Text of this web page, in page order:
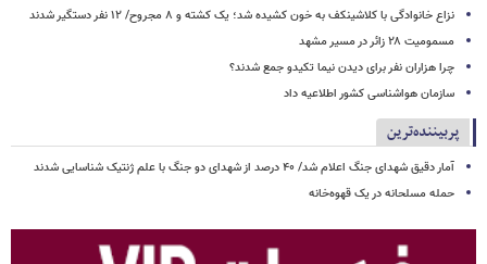
نزاع خانوادگی با کلاشینکف به خون کشیده شد؛ یک کشته و ۸ مجروح/ ۱۲ نفر دستگیر شدند
مسمومیت ۲۸ زائر در مسیر مشهد
چرا هزاران نفر برای دیدن نیما تکیدو جمع شدند؟
سازمان هواشناسی کشور اطلاعیه داد
پربیننده‌ترین
آمار دقیق شهدای جنگ اعلام شد/ ۴۰ درصد از شهدای دو جنگ با علم ژنتیک شناسایی شدند
حمله مسلحانه در یک قهوه‌خانه